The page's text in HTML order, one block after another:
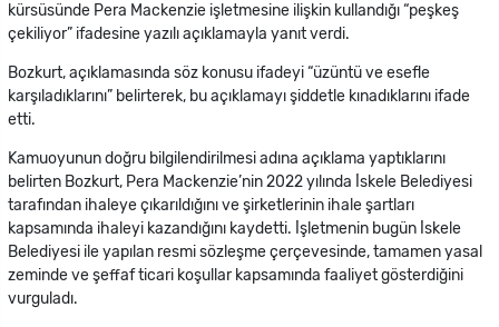
kürsüsünde Pera Mackenzie işletmesine ilişkin kullandığı “peşkeş
çekiliyor” ifadesine yazılı açıklamayla yanıt verdi.
Bozkurt, açıklamasında söz konusu ifadeyi “üzüntü ve esefle
karşıladıklarını” belirterek, bu açıklamayı şiddetle kınadıklarını ifade
etti.
Kamuoyunun doğru bilgilendirilmesi adına açıklama yaptıklarını
belirten Bozkurt, Pera Mackenzie’nin 2022 yılında İskele Belediyesi
tarafından ihaleye çıkarıldığını ve şirketlerinin ihale şartları
kapsamında ihaleyi kazandığını kaydetti. İşletmenin bugün İskele
Belediyesi ile yapılan resmi sözleşme çerçevesinde, tamamen yasal
zeminde ve şeffaf ticari koşullar kapsamında faaliyet gösterdiğini
vurguladı.